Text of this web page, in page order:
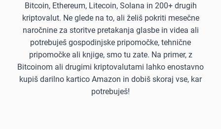
Bitcoin, Ethereum, Litecoin, Solana in 200+ drugih
kriptovalut. Ne glede na to, ali želiš pokriti mesečne
naročnine za storitve pretakanja glasbe in videa ali
potrebuješ gospodinjske pripomočke, tehnične
pripomočke ali knjige, smo tu zate. Na primer, z
Bitcoinom ali drugimi kriptovalutami lahko enostavno
kupiš darilno kartico Amazon in dobiš skoraj vse, kar
potrebuješ!